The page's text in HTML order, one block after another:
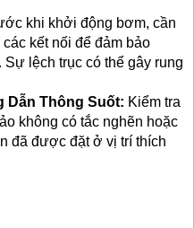
khi khởi động bơm, cần
kết nối để đảm bảo
lệch trục có thể gây rung
Dẫn Thông Suốt: Kiểm tra
không có tắc nghẽn hoặc
đã được đặt ở vị trí thích